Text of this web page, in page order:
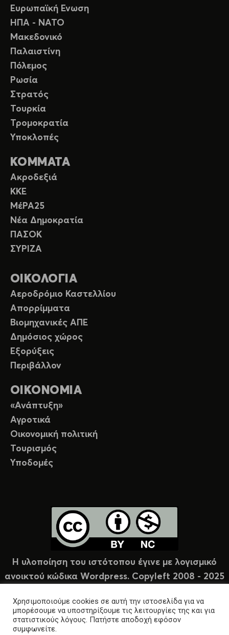
Ευρωπαϊκή Ενωση
ΗΠΑ - ΝΑΤΟ
Μακεδονικό
Παλαιστίνη
Πόλεμος
Ρωσία
Στρατός
Τουρκία
Τρομοκρατία
Υποκλοπές
ΚΟΜΜΑΤΑ
Ακροδεξιά
ΚΚΕ
ΜέΡΑ25
Νέα Δημοκρατία
ΠΑΣΟΚ
ΣΥΡΙΖΑ
ΟΙΚΟΛΟΓΙΑ
Αεροδρόμιο Καστελλίου
Απορρίμματα
Βιομηχανικές ΑΠΕ
Δημόσιος χώρος
Εξορύξεις
Περιβάλλον
ΟΙΚΟΝΟΜΙΑ
«Ανάπτυξη»
Αγροτικά
Οικονομική πολιτική
Τουρισμός
Υποδομές
Η υλοποίηση του ιστότοπου έγινε με λογισμικό
ανοικτού κώδικα Wordpress. Copyleft 2008 - 2025
Χρησιμοποιούμε cookies σε αυτή την ιστοσελίδα για να
μπορέσουμε να υποστηρίξουμε τις λειτουργίες της και για
στατιστικούς λόγους. Πατήστε αποδοχή εφόσον
συμφωνείτε.